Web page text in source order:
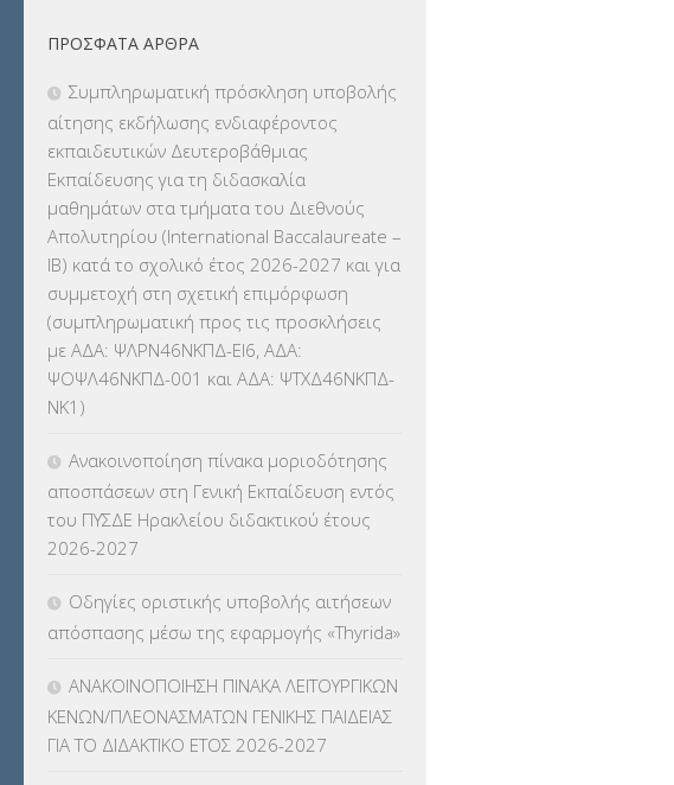
ΕΚΔΡΟΜΕΣ(7.354)
ΕΚΠΑΙΔΕΥΤΙΚΑ ΘΕΜΑΤΑ (2.824)
ΕΠΑΛ(366)
ΕΠΙΜΟΡΦΩΣΗ Τ.Π.Ε.(10)
ΕΥΡΩΠΑΪΚΑ ΠΡΟΓΡΑΜΜΑΤΑ(230)
ΚΕΣΥ(60)
ΚΕΣΥΠ(109)
ΓΛΩΣΣΟΜΑΘΕΙΑΣ(135)
ΚΠπ- ΚΡΑΤΙΚΟ ΠΙΣΤΟΠΟΙΗΤΙΚΟ
ΠΛΗΡΟΦΟΡΙΚΗΣ
ΛΟΙΠΑ(309)
ΜΕΤΑΘΕΣΕΙΣ-ΤΟΠΟΘΕΤΗΣΕΙΣ
ΒΕΛΤΙΩΣΕΙΣ(319)
ΠΡΌΣΦΑΤΑ ΆΡΘΡΑ
Συμπληρωματική πρόσκληση υποβολής
αίτησης εκδήλωσης ενδιαφέροντος
εκπαιδευτικών Δευτεροβάθμιας
Εκπαίδευσης για τη διδασκαλία
μαθημάτων στα τμήματα του Διεθνούς
Απολυτηρίου (International Baccalaureate –
IB) κατά το σχολικό έτος 2026-2027 και για
συμμετοχή στη σχετική επιμόρφωση
(συμπληρωματική προς τις προσκλήσεις
με ΑΔΑ: ΨΛΡΝ46ΝΚΠΔ-ΕΙ6, ΑΔΑ:
ΨΟΨΛ46ΝΚΠΔ-001 και ΑΔΑ: ΨΤΧΔ46ΝΚΠΔ-
ΝΚ1)
Ανακοινοποίηση πίνακα μοριοδότησης
αποσπάσεων στη Γενική Εκπαίδευση εντός
του ΠΥΣΔΕ Ηρακλείου διδακτικού έτους
2026-2027
Οδηγίες οριστικής υποβολής αιτήσεων
απόσπασης μέσω της εφαρμογής «Thyrida»
ΑΝΑΚΟΙΝΟΠΟΙΗΣΗ ΠΙΝΑΚΑ ΛΕΙΤΟΥΡΓΙΚΩΝ
ΚΕΝΩΝ/ΠΛΕΟΝΑΣΜΑΤΩΝ ΓΕΝΙΚΗΣ ΠΑΙΔΕΙΑΣ
ΓΙΑ ΤΟ ΔΙΔΑΚΤΙΚΟ ΕΤΟΣ 2026-2027